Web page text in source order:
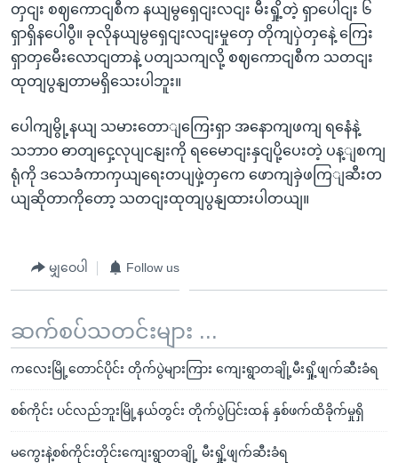
တှငျး စဈကောငျစီက နယျမွရှေငျးလငျး မီးရှို့တဲ့ ရှာပေါငျး ၆
ရှာရှိနပေါပွီ။ ခုလိုနယျမွရှေငျးလငျးမှုတှေ တိုကျပှဲတှနေဲ့ ကြေး
ရှာတှမေီးလောငျတာနဲ့ ပတျသကျလို့ စဈကောငျစီက သတငျး
ထုတျပွနျတာမရှိသေးပါဘူး။
ပေါကျမွို့နယျ သမားတောျကြေးရှာ အနောကျဖကျ ရနေံနဲ့
သဘာ၀ ဓာတျငှေ့လုပျငနျးကို ရမေောငျးနှငျပို့ပေးတဲ့ ပန့ျစကျ
ရုံကို ဒသေခံကာကှယျရေးတပျဖှဲ့တှကေ ဖောကျခှဲဖကြျဆီးတ
ယျဆိုတာကိုတော့ သတငျးထုတျပွနျထားပါတယျ။
မျှဝေပါ Follow us
ဆက်စပ်သတင်းများ ...
ကလေးမြို့တောင်ပိုင်း တိုက်ပွဲများကြား ကျေးရွာတချို့မီးရှို့ဖျက်ဆီးခံရ
စစ်ကိုင်း ပင်လည်ဘူးမြို့နယ်တွင်း တိုက်ပွဲပြင်းထန် နှစ်ဖက်ထိခိုက်မှုရှိ
မကွေးနဲ့စစ်ကိုင်းတိုင်းကျေးရွာတချို့ မီးရှို့ဖျက်ဆီးခံရ